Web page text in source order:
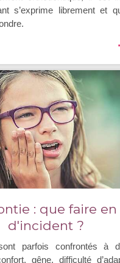
s’exprime librement et
: que faire en
d'incident ?
parfois confrontés à
gêne, difficulté